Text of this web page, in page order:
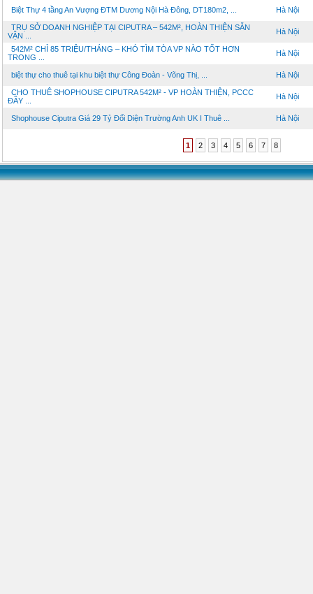
Biệt Thự 4 tầng An Vượng ĐTM Dương Nội Hà Đông, DT180m2, ... Hà Nội
TRỤ SỞ DOANH NGHIỆP TẠI CIPUTRA – 542M², HOÀN THIỆN SẴN
VẬN ...
Hà Nội
542M² CHỈ 85 TRIỆU/THÁNG – KHÓ TÌM TÒA VP NÀO TỐT HƠN
TRONG ...
Hà Nội
biệt thự cho thuê tại khu biệt thự Công Đoàn - Võng Thị, ... Hà Nội
CHO THUÊ SHOPHOUSE CIPUTRA 542M² - VP HOÀN THIỆN, PCCC
ĐẦY ...
Hà Nội
Shophouse Ciputra Giá 29 Tỷ Đối Diện Trường Anh UK I Thuê ... Hà Nội
1 2 3 4 5 6 7 8